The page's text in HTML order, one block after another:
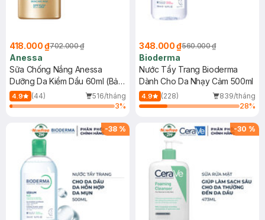
418.000 ₫702.000 ₫
Anessa
Sữa Chống Nắng Anessa
Dưỡng Da Kiềm Dầu 60ml (Bản
Mới)
4.9 (44)
516/tháng
3%
348.000 ₫560.000 ₫
Bioderma
Nước Tẩy Trang Bioderma
Dành Cho Da Nhạy Cảm 500ml
4.9 (228)
839/tháng
28%
-38 % -30 %